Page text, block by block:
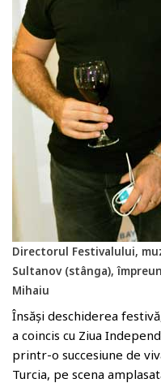
Directorul Festivalului,
Sultanov (stânga),
Mihaiu
Însăși deschiderea
a coincis cu Ziua
printr-o succesiune de
Turcia, pe scena